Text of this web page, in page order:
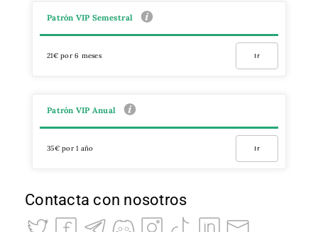
Patrón VIP Semestral
21€ por 6 meses Ir
Patrón VIP Anual
35€ por 1 año Ir
Contacta con nosotros